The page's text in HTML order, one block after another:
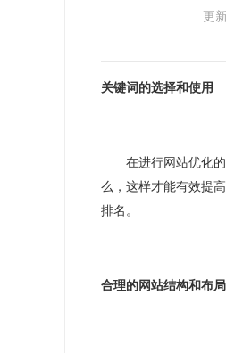
更
关键词的选择和使用
在进行网站优化
么，这样才能有效提
排名。
合理的网站结构和布局